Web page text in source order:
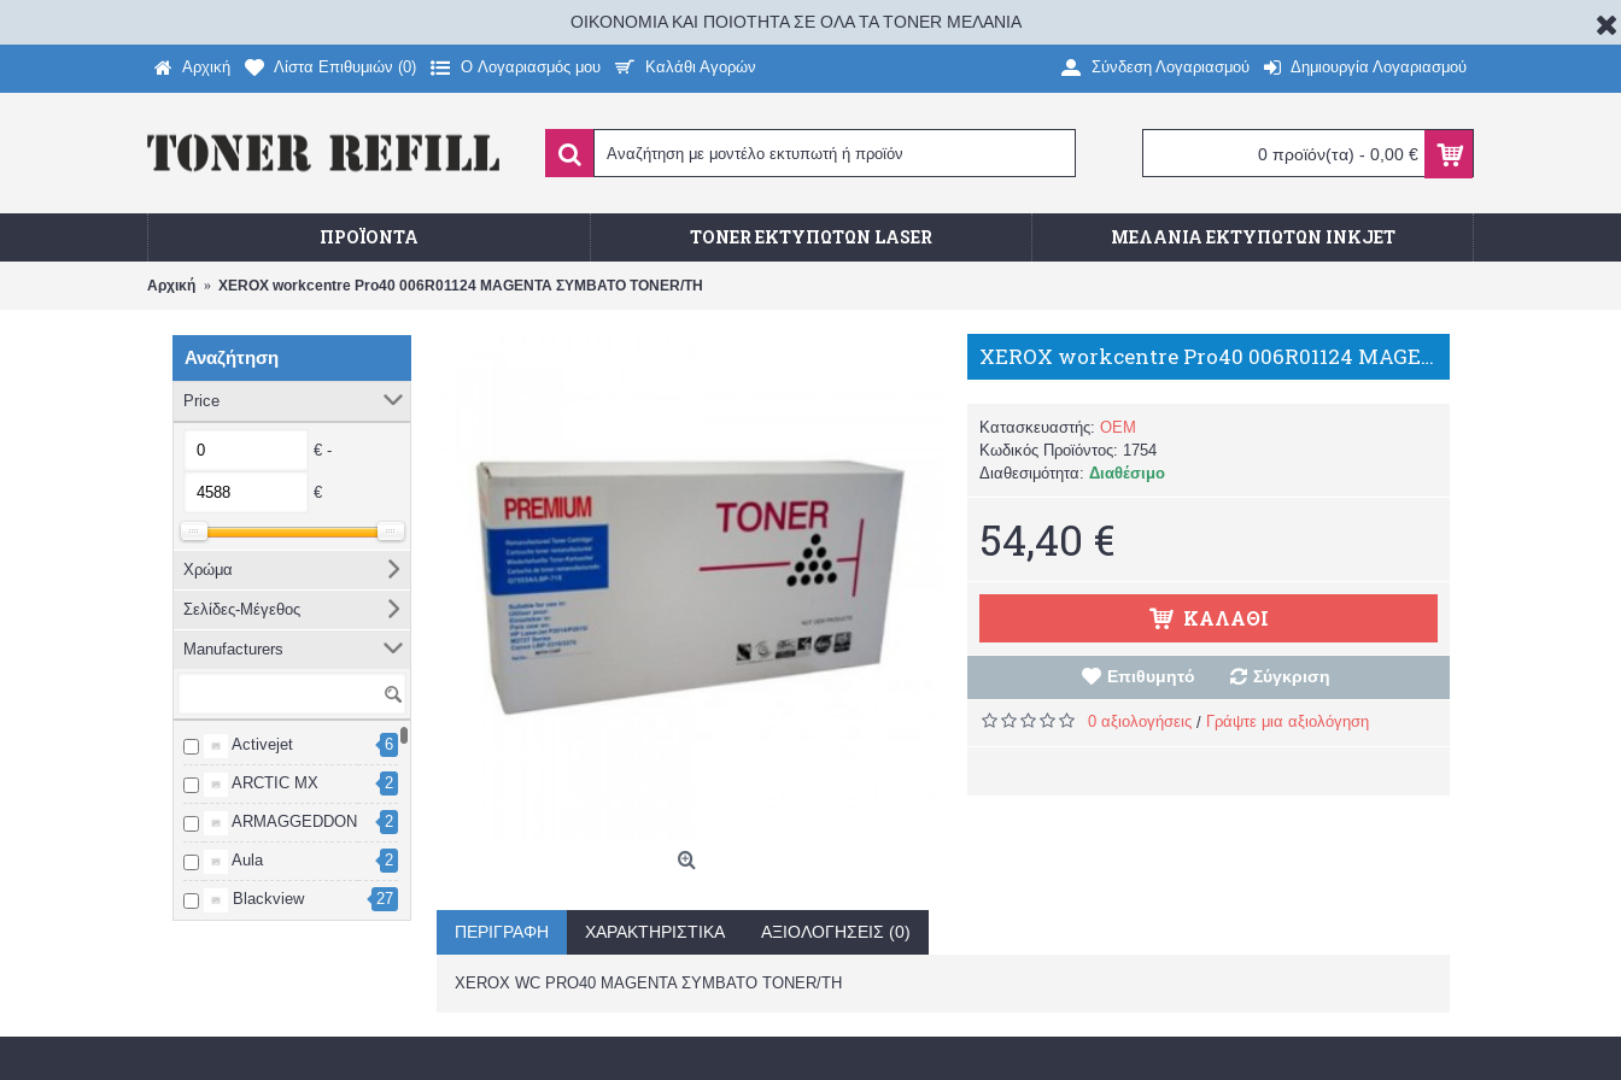
ΟΙΚΟΝΟΜΙΑ ΚΑΙ ΠΟΙΟΤΗΤΑ ΣΕ ΟΛΑ ΤΑ TONER ΜΕΛΑΝΙΑ
Αρχική Λίστα Επιθυμιών (0) O Λογαριασμός μου Καλάθι Αγορών Σύνδεση Λογαριασμού Δημιουργία Λογαριασμού
0 προϊόν(τα) - 0,00 €
ΠΡΟΪΌΝΤΑ TONER ΕΚΤΥΠΩΤΏΝ LASER ΜΕΛΆΝΙΑ ΕΚΤΥΠΩΤΏΝ INKJET
Αρχική XEROX workcentre Pro40 006R01124 MAGENTA ΣΥΜΒΑΤΟ TONER/TH
Αναζήτηση
Price
€ -
€
Χρώμα
Σελίδες-Μέγεθος
Manufacturers
Activejet 6
ARCTIC MX 2
ARMAGGEDDON 2
Aula 2
Blackview 27
XEROX workcentre Pro40 006R01124 MAGENTA ΣΥΜΒΑΤΟ TONER/TH
Κατασκευαστής: OEM
Κωδικός Προϊόντος: 1754
Διαθεσιμότητα: Διαθέσιμο
54,40 €
ΚΑΛΆΘΙ
Επιθυμητό Σύγκριση
0 αξιολογήσεις / Γράψτε μια αξιολόγηση
ΠΕΡΙΓΡΑΦΉ ΧΑΡΑΚΤΗΡΙΣΤΙΚΆ ΑΞΙΟΛΟΓΉΣΕΙΣ (0)
XEROX WC PRO40 MAGENTA ΣΥΜΒΑΤΟ TONER/TH